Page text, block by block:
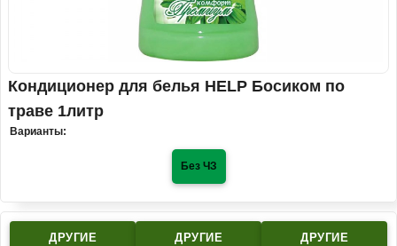
Кондиционер для белья HELP Босиком по
траве 1литр
Варианты:
Без ЧЗ
ДРУГИЕ ДРУГИЕ ДРУГИЕ